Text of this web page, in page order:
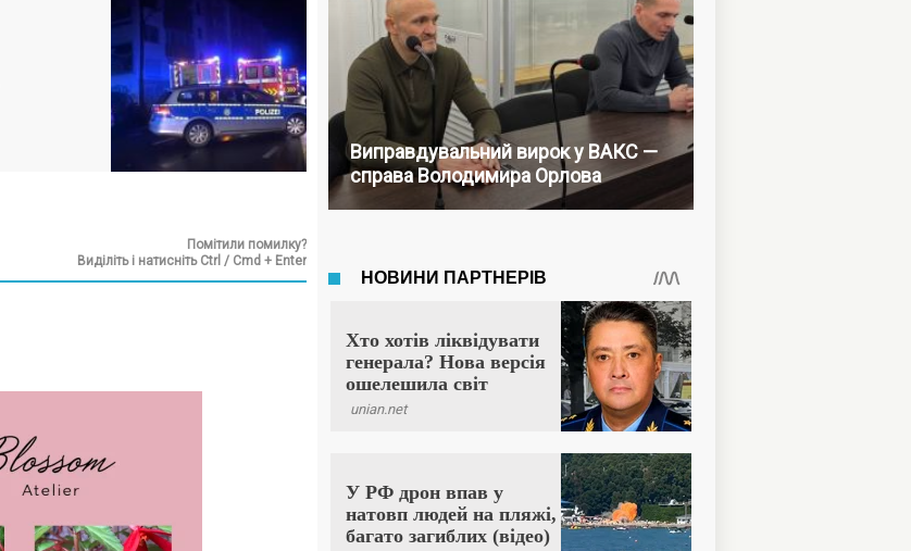
Помітили помилку?
Виділіть і натисніть Ctrl / Cmd + Enter
Виправдувальний вирок у ВАКС —
справа Володимира Орлова